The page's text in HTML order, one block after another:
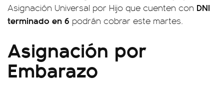
Asignación Universal por Hijo que cuenten con DNI
terminado en 6 podrán cobrar este martes.
Asignación por
Embarazo